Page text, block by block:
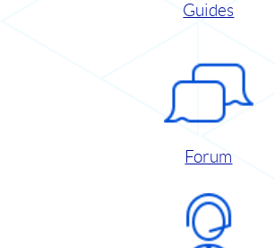
Guides
Forum